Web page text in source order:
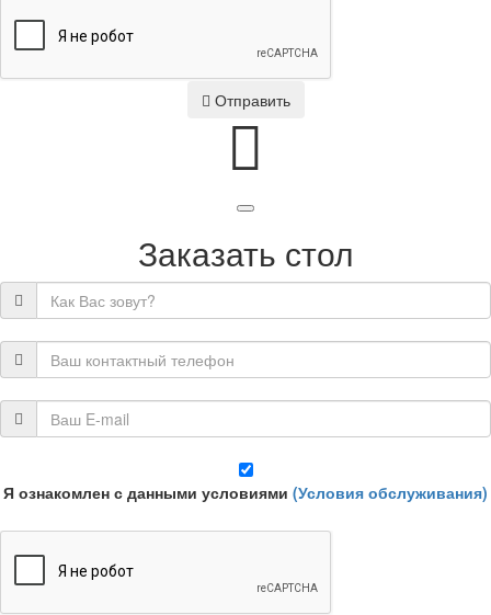
Отправить
Заказать стол
Я ознакомлен с данными условиями (Условия обслуживания)